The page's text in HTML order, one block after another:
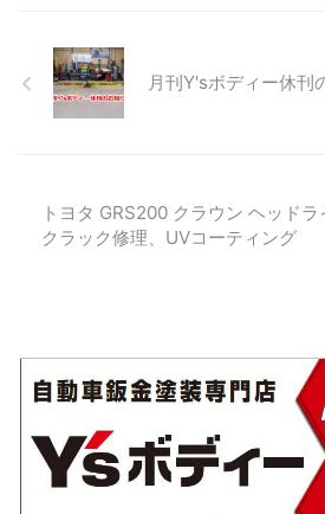
ー代表小林です。 今回は左の
内輪差でぶつけてしまった、
左助手席ドア 左スライドドア
しています。 画像と動画を合
わせて御覧ください。 それで
す。 両 ...
みが
金す
るの
外
シェ
月刊Y'sボディー休刊
トヨタ GRS200 クラウン ヘッドラ
クラック修理、UVコーティング